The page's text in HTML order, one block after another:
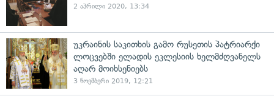
2 აპრილი 2020, 13:34
უკრაინის საკითხის გამო რუსეთის პატრიარქი
ლოცვებში ელადის ეკლესიის ხელმძღვანელს
აღარ მოიხსენიებს
3 ნოემბერი 2019, 12:21